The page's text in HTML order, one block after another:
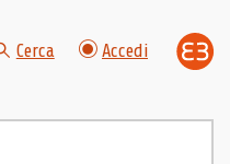
Cerca Accedi